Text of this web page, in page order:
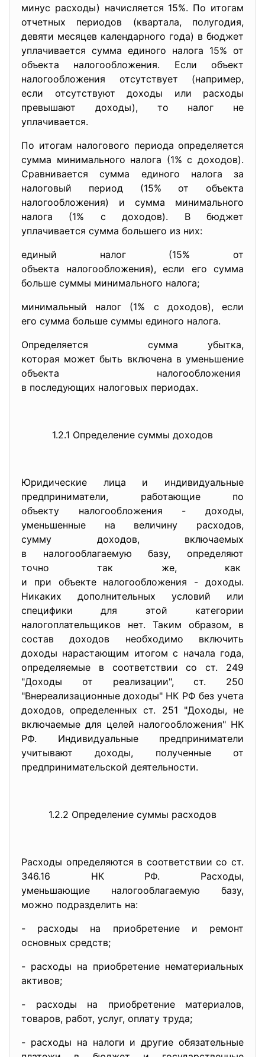
минус расходы) начисляется 15%. По итогам
отчетных периодов (квартала, полугодия,
девяти месяцев календарного года) в бюджет
уплачивается сумма единого налога 15% от
объекта налогообложения. Если объект
налогообложения отсутствует (например,
если отсутствуют доходы или расходы
превышают доходы), то налог не
уплачивается.
По итогам налогового периода определяется
сумма минимального налога (1% с доходов).
Сравнивается сумма единого налога за
налоговый период (15% от объекта
налогообложения) и сумма минимального
налога (1% с доходов). В бюджет
уплачивается сумма большего из них:
единый налог (15% от
объекта налогообложения), если его сумма
больше суммы минимального налога;
минимальный налог (1% с доходов), если
его сумма больше суммы единого налога.
Определяется сумма убытка,
которая может быть включена в уменьшение
объекта налогообложения
в последующих налоговых периодах.
1.2.1 Определение суммы доходов
Юридические лица и индивидуальные
предприниматели, работающие по
объекту налогообложения - доходы,
уменьшенные на величину расходов,
сумму доходов, включаемых
в налогооблагаемую базу, определяют
точно так же, как
и при объекте налогообложения - доходы.
Никаких дополнительных условий или
специфики для этой категории
налогоплательщиков нет. Таким образом, в
состав доходов необходимо включить
доходы нарастающим итогом с начала года,
определяемые в соответствии со ст. 249
"Доходы от реализации", ст. 250
"Внереализационные доходы" НК РФ без учета
доходов, определенных ст. 251 "Доходы, не
включаемые для целей налогообложения" НК
РФ. Индивидуальные предприниматели
учитывают доходы, полученные от
предпринимательской деятельности.
1.2.2 Определение суммы расходов
Расходы определяются в соответствии со ст.
346.16 НК РФ. Расходы,
уменьшающие налогооблагаемую базу,
можно подразделить на:
- расходы на приобретение и ремонт
основных средств;
- расходы на приобретение нематериальных
активов;
- расходы на приобретение материалов,
товаров, работ, услуг, оплату труда;
- расходы на налоги и другие обязательные